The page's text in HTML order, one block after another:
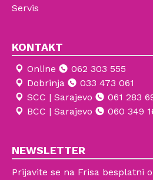
Servis
KONTAKT
Online
062 303 555
Dobrinja
033 473 061
SCC | Sarajevo
061 283
BCC | Sarajevo
060 349
NEWSLETTER
Prijavite se na Frisa besplatni